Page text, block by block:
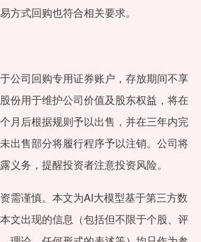
方式回购也符合相关要求。
公司回购专用证券账户，存放期间不享
份用于维护公司价值及股东权益，将在
月后根据规则予以出售，并在三年内完
出售部分将履行程序予以注销。公司将
义务，提醒投资者注意投资风险。
需谨慎。本文为AI大模型基于第三方数
文出现的信息（包括但不限于个股、评